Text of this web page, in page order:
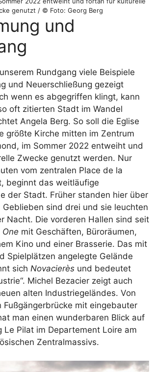
genutzt / © Foto: Georg Berg
und
Rundgang viele Beispiele
und Neuerschließung gezeigt
wenn es abgegriffen klingt, kann
oft zitierten Stadt im Wandel
Angela Berg. So soll die Eglise
größte Kirche mitten im Zentrum
im Sommer 2022 entweiht und
Zwecke genutzt werden. Nur
vom zentralen Place de la
beginnt das weitläufige
der Stadt. Früher standen hier über
Geblieben sind drei und sie leuchten
Nacht. Die vorderen Hallen sind seit
One mit Geschäften, Büroräumen,
Kino und einer Brasserie. Das mit
Spielplätzen angelegte Gelände
sich Novacierès und bedeutet
Michel Bezacier zeigt auch
alten Industriegeländes. Von
Fußgängerbrücke mit eingebauter
man einen wunderbaren Blick auf
Le Pilat im Departement Loire am
Zentralmassivs.